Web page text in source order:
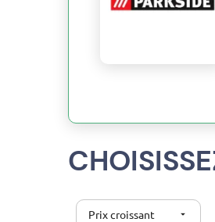
Prix croissant arrow_drop_down